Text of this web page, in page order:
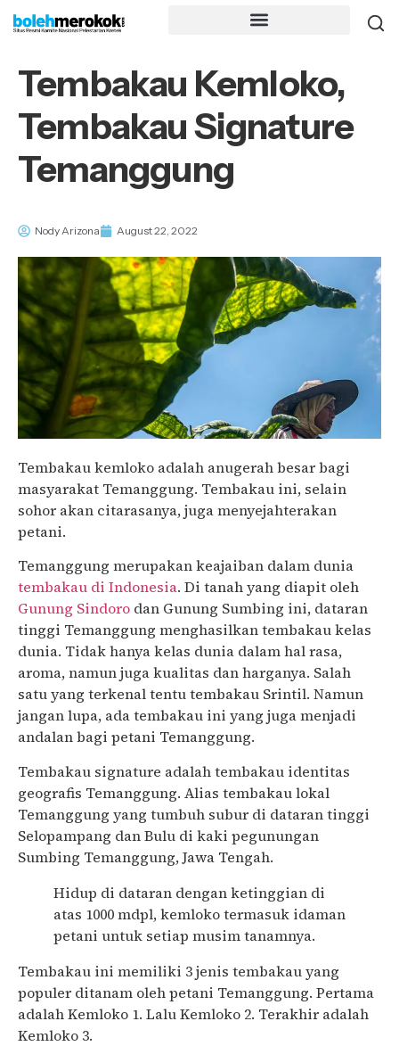
Tembakau Kemloko,
Tembakau Signature
Temanggung
Nody Arizona August 22, 2022
Tembakau kemloko adalah anugerah besar bagi
masyarakat Temanggung. Tembakau ini, selain
sohor akan citarasanya, juga menyejahterakan
petani.
Temanggung merupakan keajaiban dalam dunia
tembakau di Indonesia. Di tanah yang diapit oleh
Gunung Sindoro dan Gunung Sumbing ini, dataran
tinggi Temanggung menghasilkan tembakau kelas
dunia. Tidak hanya kelas dunia dalam hal rasa,
aroma, namun juga kualitas dan harganya. Salah
satu yang terkenal tentu tembakau Srintil. Namun
jangan lupa, ada tembakau ini yang juga menjadi
andalan bagi petani Temanggung.
Tembakau signature adalah tembakau identitas
geografis Temanggung. Alias tembakau lokal
Temanggung yang tumbuh subur di dataran tinggi
Selopampang dan Bulu di kaki pegunungan
Sumbing Temanggung, Jawa Tengah.
Hidup di dataran dengan ketinggian di
atas 1000 mdpl, kemloko termasuk idaman
petani untuk setiap musim tanamnya.
Tembakau ini memiliki 3 jenis tembakau yang
populer ditanam oleh petani Temanggung. Pertama
adalah Kemloko 1. Lalu Kemloko 2. Terakhir adalah
Kemloko 3.